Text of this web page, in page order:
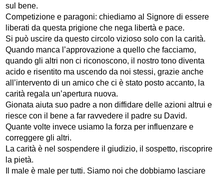
sul bene.
Competizione e paragoni: chiediamo al Signore di essere
liberati da questa prigione che nega libertà e pace.
Si può uscire da questo circolo vizioso solo con la carità.
Quando manca l’approvazione a quello che facciamo,
quando gli altri non ci riconoscono, il nostro tono diventa
acido e risentito ma uscendo da noi stessi, grazie anche
all’intervento di un amico che ci è stato posto accanto, la
carità regala un’apertura nuova.
Gionata aiuta suo padre a non diffidare delle azioni altrui e
riesce con il bene a far ravvedere il padre su David.
Quante volte invece usiamo la forza per influenzare e
correggere gli altri.
La carità è nel sospendere il giudizio, il sospetto, riscoprire
la pietà.
Il male è male per tutti. Siamo noi che dobbiamo lasciare